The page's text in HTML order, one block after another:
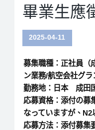
畢業生應
2025-04-11
募集職種：正社員（
ン業務/航空会社グラ
勤務地：日本 成田
応募資格：添付の募
なっていますが、N2
応募方法：添付募集